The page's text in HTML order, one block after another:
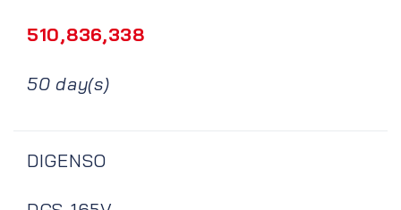
510,836,338
50 day(s)
DIGENSO